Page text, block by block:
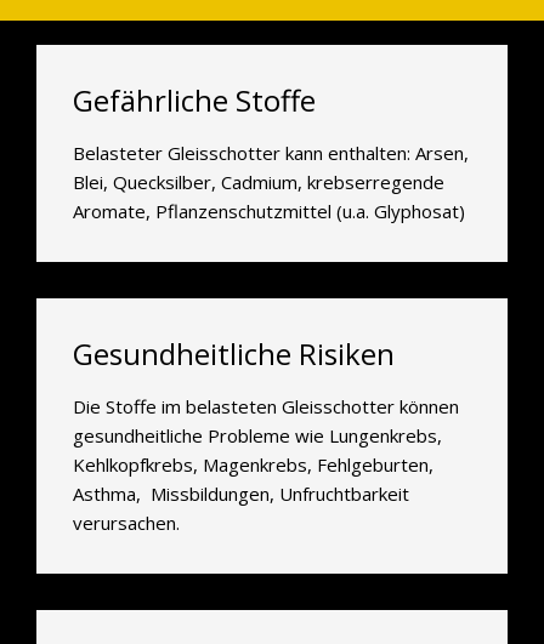
Gefährliche Stoffe
Belasteter Gleisschotter kann enthalten: Arsen,
Blei, Quecksilber, Cadmium, krebserregende
Aromate, Pflanzenschutzmittel (u.a. Glyphosat)
Gesundheitliche Risiken
Die Stoffe im belasteten Gleisschotter können
gesundheitliche Probleme wie Lungenkrebs,
Kehlkopfkrebs, Magenkrebs, Fehlgeburten,
Asthma, Missbildungen, Unfruchtbarkeit
verursachen.